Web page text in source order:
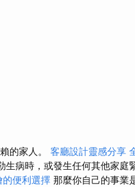
的家人。 客廳設計靈感分享
生病時，或發生任何其他家庭
的便利選擇 那麼你自己的事業